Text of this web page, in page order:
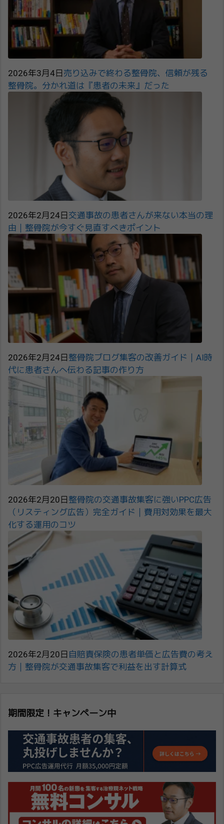
2026年3月4日 売り込みで終わる整骨院、信頼が残る
整骨院。分かれ道は『患者の未来』だった
2026年2月24日 交通事故の患者さんが来ない本当の理
由｜整骨院が今すぐ見直すべきポイント
2026年2月24日 整骨院ブログ集客の改善ガイド｜AI時
代に患者さんへ伝わる記事の作り方
2026年2月20日 整骨院の交通事故集客に強いPPC広告
（リスティング広告）完全ガイド｜費用対効果を最大
化する運用のコツ
2026年2月20日 自賠責保険の患者単価と広告費の考え
方｜整骨院が交通事故集客で利益を出す計算式
期間限定！キャンペーン中